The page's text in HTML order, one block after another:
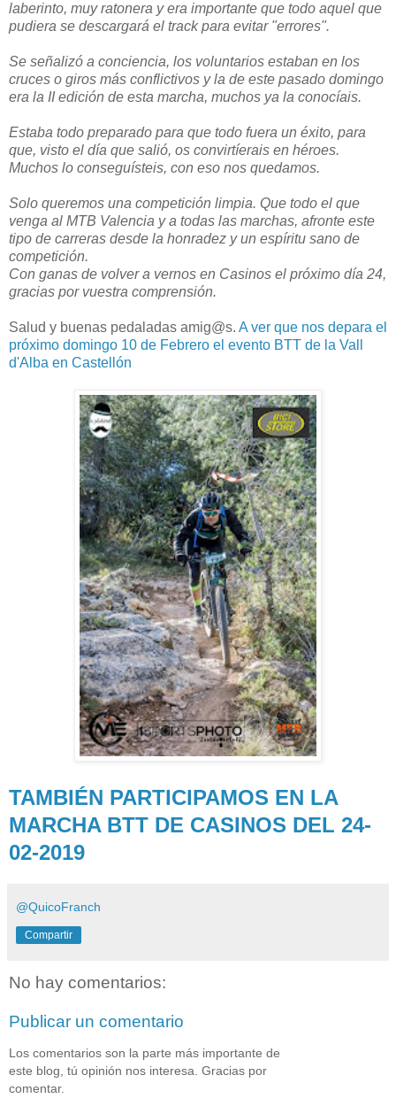
laberinto, muy ratonera y era importante que todo aquel que
pudiera se descargará el track para evitar "errores".
Se señalizó a conciencia, los voluntarios estaban en los
cruces o giros más conflictivos y la de este pasado domingo
era la II edición de esta marcha, muchos ya la conocíais.
Estaba todo preparado para que todo fuera un éxito, para
que, visto el día que salió, os convirtíerais en héroes.
Muchos lo conseguísteis, con eso nos quedamos.
Solo queremos una competición limpia. Que todo el que
venga al MTB Valencia y a todas las marchas, afronte este
tipo de carreras desde la honradez y un espíritu sano de
competición.
Con ganas de volver a vernos en Casinos el próximo día 24,
gracias por vuestra comprensión.
Salud y buenas pedaladas amig@s. A ver que nos depara el
próximo domingo 10 de Febrero el evento BTT de la Vall
d'Alba en Castellón
TAMBIÉN PARTICIPAMOS EN LA
MARCHA BTT DE CASINOS DEL 24-
02-2019
@QuicoFranch
Compartir
No hay comentarios:
Publicar un comentario
Los comentarios son la parte más importante de
este blog, tú opinión nos interesa. Gracias por
comentar.